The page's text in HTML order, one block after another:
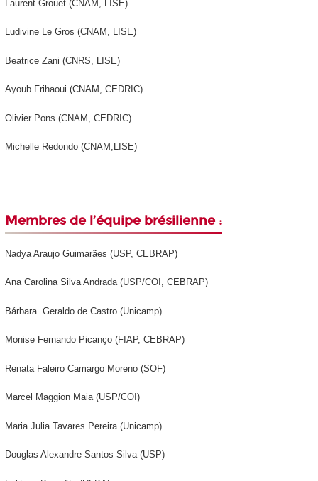
Laurent Grouet (CNAM, LISE)
Ludivine Le Gros (CNAM, LISE)
Beatrice Zani (CNRS, LISE)
Ayoub Frihaoui (CNAM, CEDRIC)
Olivier Pons (CNAM, CEDRIC)
Michelle Redondo (CNAM,LISE)
Membres de l’équipe brésilienne :
Nadya Araujo Guimarães (USP, CEBRAP)
Ana Carolina Silva Andrada (USP/COI, CEBRAP)
Bárbara Geraldo de Castro (Unicamp)
Monise Fernando Picanço (FIAP, CEBRAP)
Renata Faleiro Camargo Moreno (SOF)
Marcel Maggion Maia (USP/COI)
Maria Julia Tavares Pereira (Unicamp)
Douglas Alexandre Santos Silva (USP)